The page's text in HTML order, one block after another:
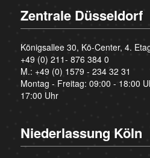
Zentrale Düsseldorf
Königsallee 30, Kö-Center, 4.
+49 (0) 211- 876 384 0
M.: +49 (0) 1579 - 234 32 31
Montag - Freitag: 09:00 - 18:00
17:00 Uhr
Niederlassung Köln